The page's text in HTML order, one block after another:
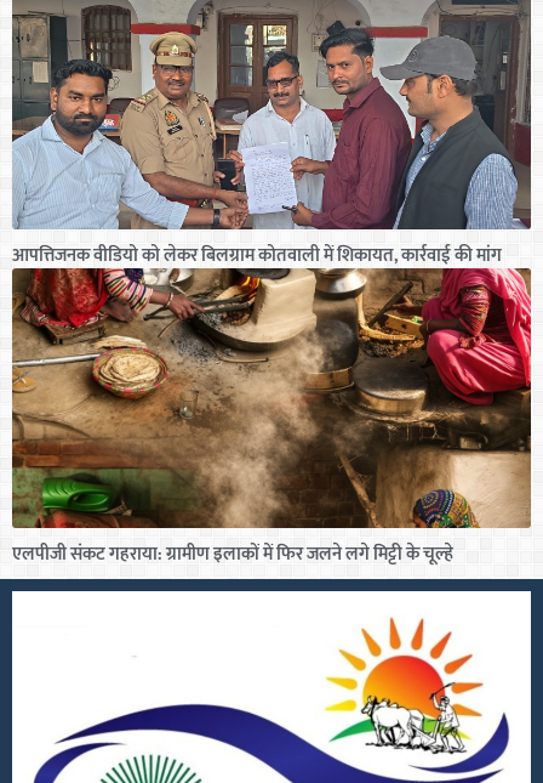
आपत्तिजनक वीडियो को लेकर बिलग्राम कोतवाली में शिकायत, कार्रवाई की मांग
एलपीजी संकट गहराया: ग्रामीण इलाकों में फिर जलने लगे मिट्टी के चूल्हे